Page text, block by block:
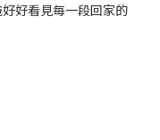
好看見每一段回家的